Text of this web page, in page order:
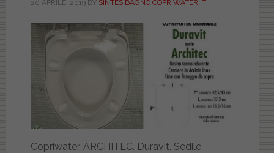
20 APRILE, 2019BY SINTESIBAGNO COPRIWATER.IT
Copriwater. ARCHITEC. Duravit. Sedile